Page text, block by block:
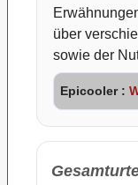
über
sowie der
Epicooler :